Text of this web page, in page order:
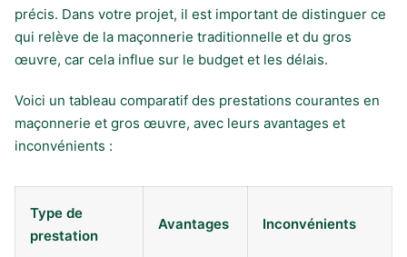
précis. Dans votre projet, il est important de distinguer ce
qui relève de la maçonnerie traditionnelle et du gros
œuvre, car cela influe sur le budget et les délais.
Voici un tableau comparatif des prestations courantes en
maçonnerie et gros œuvre, avec leurs avantages et
inconvénients :
Type de
prestation
Avantages Inconvénients